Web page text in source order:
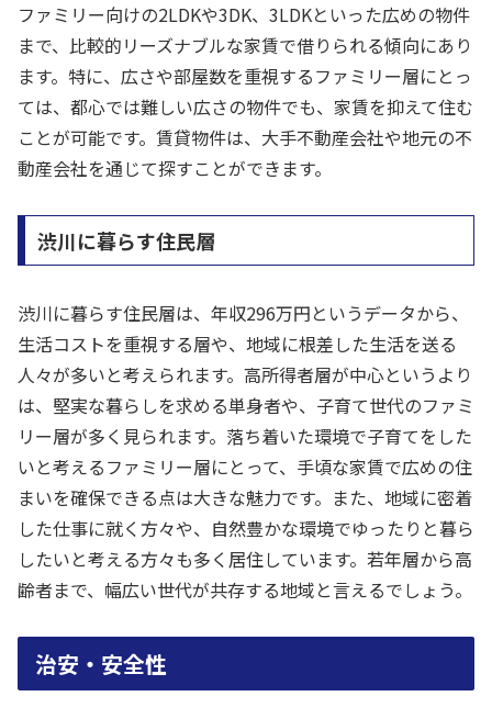
ファミリー向けの2LDKや3DK、3LDKといった広めの物件
まで、比較的リーズナブルな家賃で借りられる傾向にあり
ます。特に、広さや部屋数を重視するファミリー層にとっ
ては、都心では難しい広さの物件でも、家賃を抑えて住む
ことが可能です。賃貸物件は、大手不動産会社や地元の不
動産会社を通じて探すことができます。
渋川に暮らす住民層
渋川に暮らす住民層は、年収296万円というデータから、
生活コストを重視する層や、地域に根差した生活を送る
人々が多いと考えられます。高所得者層が中心というより
は、堅実な暮らしを求める単身者や、子育て世代のファミ
リー層が多く見られます。落ち着いた環境で子育てをした
いと考えるファミリー層にとって、手頃な家賃で広めの住
まいを確保できる点は大きな魅力です。また、地域に密着
した仕事に就く方々や、自然豊かな環境でゆったりと暮ら
したいと考える方々も多く居住しています。若年層から高
齢者まで、幅広い世代が共存する地域と言えるでしょう。
治安・安全性